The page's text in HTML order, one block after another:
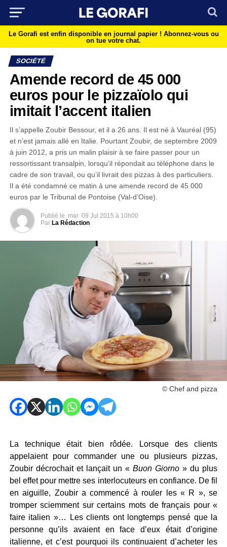
Le Gorafi est enfin disponible en journal papier ! Abonnez-vous ou
on tue votre chat.
SOCIÉTÉ
Amende record de 45 000
euros pour le pizzaïolo qui
imitait l’accent italien
Il s’appelle Zoubir Bessour, et il a 26 ans. Il est né à Vauréal (95)
et n’est jamais allé en Italie. Pourtant Zoubir, de septembre 2009
à juin 2012, a pris un malin plaisir à se faire passer pour un
ressortissant transalpin, lorsqu’il répondait au téléphone dans le
cadre de son travail, ou qu’il livrait des pizzas à des particuliers.
Il a été condamné ce matin à une amende record de 45 000
euros par le Tribunal de Pontoise (Val-d’Oise).
Publié le mar 09 Jul 2015 à 10h00
Par La Rédaction
© Chef and pizza
La technique était bien rôdée. Lorsque des clients
appelaient pour commander une ou plusieurs pizzas,
Zoubir décrochait et lançait un «Buon Giorno » du plus
bel effet pour mettre ses interlocuteurs en confiance. De fil
en aiguille, Zoubir a commencé à rouler les « R », se
tromper sciemment sur certains mots de français pour «
faire italien »… Les clients ont longtemps pensé que la
personne qu’ils avaient en face d’eux était d’origine
italienne, et c’est pourquoi ils continuaient d’acheter les